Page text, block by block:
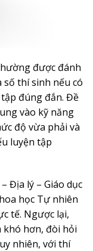
được đánh
số thí sinh nếu có
đúng đắn. Đề
vào kỹ năng
độ vừa phải và
luyện tập
Địa lý – Giáo dục
học Tự nhiên
tế. Ngược lại,
khó hơn, đòi hỏi
nhiên, với thí